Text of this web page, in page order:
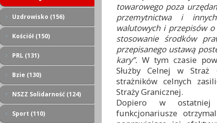
Uzdrowisko (156)
Kościół (150)
PRL (131)
Bzie (130)
NSZZ Solidarność (124)
Sport (110)
towarowego poza
przemytnictwa i
walutowych i przepisów
stosowanie środków
przepisanego ustawą
kary”. W tym czasie
Służby Celnej w
strażników celnych
Straży Granicznej.
Dopiero w ostatniej
funkcjonariusze